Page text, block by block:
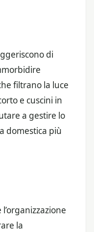
di
filtrano la luce
e cuscini in
a gestire lo
domestica più
la